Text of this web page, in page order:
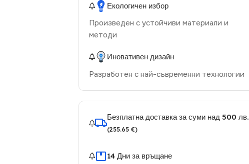
Екологичен избор
Произведен с устойчиви материали и
методи
Иновативен дизайн
Разработен с най-съвременни технологии
Безплатна доставка за суми над 500 лв.
(255.65 €)
14 Дни за връщане